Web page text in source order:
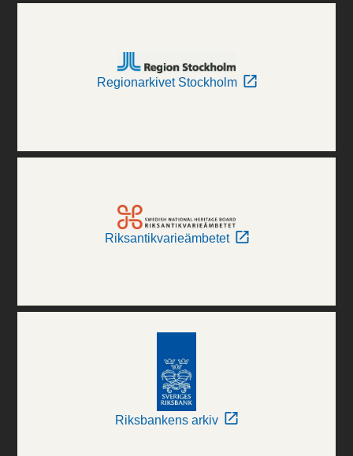
Regionarkivet Stockholm
Riksantikvarieämbetet
Riksbankens arkiv